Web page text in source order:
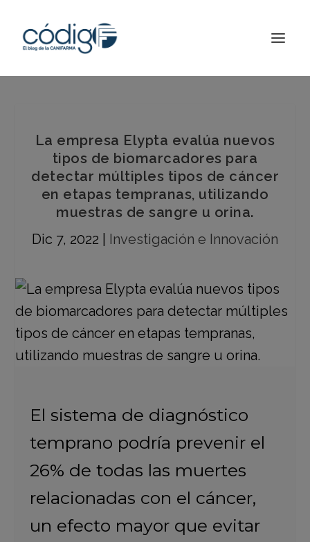
La empresa Elypta evalúa nuevos
tipos de biomarcadores para
detectar múltiples tipos de cáncer
en etapas tempranas, utilizando
muestras de sangre u orina.
Dic 7, 2022
Investigación e Innovación
El sistema de diagnóstico
temprano podría prevenir el
26% de todas las muertes
relacionadas con el cáncer,
un efecto mayor que evitar